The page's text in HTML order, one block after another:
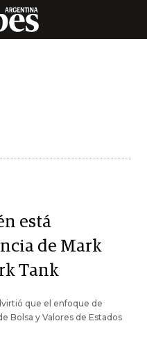
está
de Mark
Tank
que el enfoque de
Bolsa y Valores de Estados